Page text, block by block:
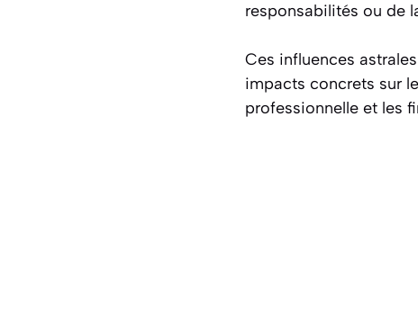
responsabilités ou de
Ces influences
impacts concrets sur
professionnelle et les